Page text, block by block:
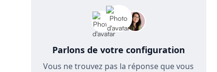
Parlons de votre configuration
Vous ne trouvez pas la réponse que vous